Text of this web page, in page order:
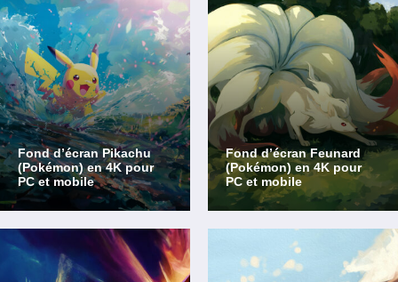
Fond d’écran Pikachu
(Pokémon) en 4K pour
PC et mobile
Fond d’écran Feunard
(Pokémon) en 4K pour
PC et mobile